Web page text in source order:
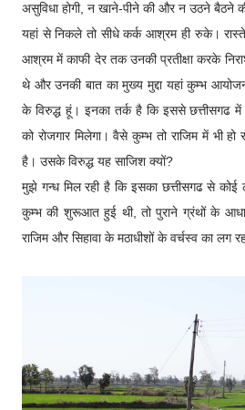
असुविधा होगी, न खाने-पीने की और न उठने बैठने
यहां से निकले तो सीधे कर्क आश्रम ही रुके।
आश्रम में काफी देर तक उनकी प्रतीक्षा करके
थे और उनकी बात का मुख्य मुद्दा यहां कुम्भ
के विरुद्ध हूं। इनका तर्क है कि इससे छत्तीसगढ में
को रोजगार मिलेगा। वैसे कुम्भ तो राजिम में भी हो
है। उसके विरुद्ध यह साजिश क्यों?
मुझे गन्ध मिल रही है कि इसका छत्तीसगढ से कोई
कुम्भ की शुरूआत हुई थी, तो पुराने ग्रंथों के आधार
राजिम और सिहावा के मठाधीशों के वर्चस्व का लग